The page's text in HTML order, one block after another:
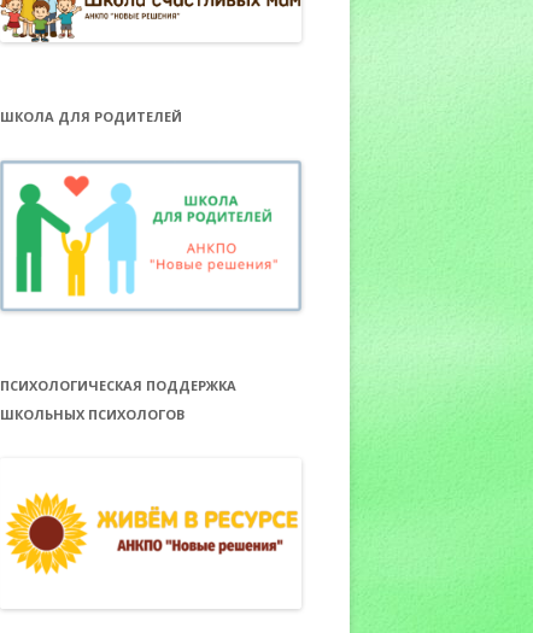
ШКОЛА ДЛЯ РОДИТЕЛЕЙ
ПСИХОЛОГИЧЕСКАЯ ПОДДЕРЖКА
ШКОЛЬНЫХ ПСИХОЛОГОВ